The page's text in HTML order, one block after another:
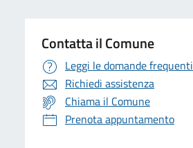
Contatta il Comune
Leggi le domande frequenti
Richiedi assistenza
Chiama il Comune
Prenota appuntamento